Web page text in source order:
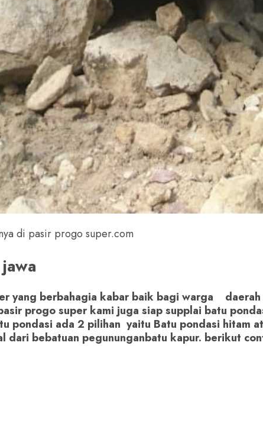
di pasir progo super.com
yang berbahagia kabar baik bagi warga
progo super kami juga siap supplai batu
pondasi ada 2 pilihan yaitu Batu pondasi hitam
dari bebatuan pegununganbatu kapur. berikut